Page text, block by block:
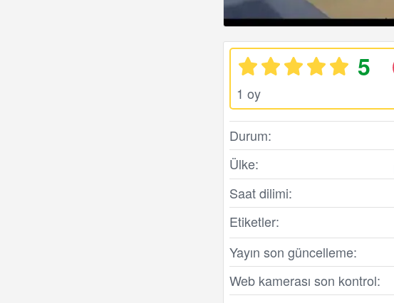
5
1 oy
Durum:
Ülke:
Saat dilimi:
Etiketler:
Yayın son güncelleme:
Web kamerası son kontrol: